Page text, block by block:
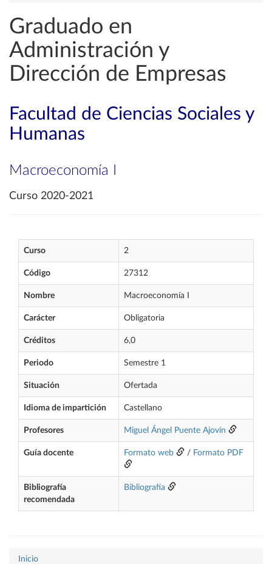
Graduado en
Administración y
Dirección de Empresas
Facultad de Ciencias Sociales y
Humanas
Macroeconomía I
Curso 2020-2021
Curso 2
Código 27312
Nombre Macroeconomía I
Carácter Obligatoria
Créditos 6,0
Periodo Semestre 1
Situación Ofertada
Idioma de impartición Castellano
Profesores Miguel Ángel Puente Ajovín
Guía docente Formato web / Formato PDF
Bibliografía
recomendada
Bibliografía
Inicio